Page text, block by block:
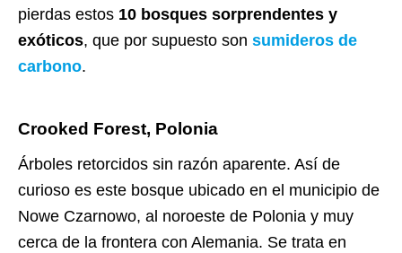
pierdas estos 10 bosques sorprendentes y
exóticos, que por supuesto son sumideros de
carbono.
Crooked Forest, Polonia
Árboles retorcidos sin razón aparente. Así de
curioso es este bosque ubicado en el municipio de
Nowe Czarnowo, al noroeste de Polonia y muy
cerca de la frontera con Alemania. Se trata en